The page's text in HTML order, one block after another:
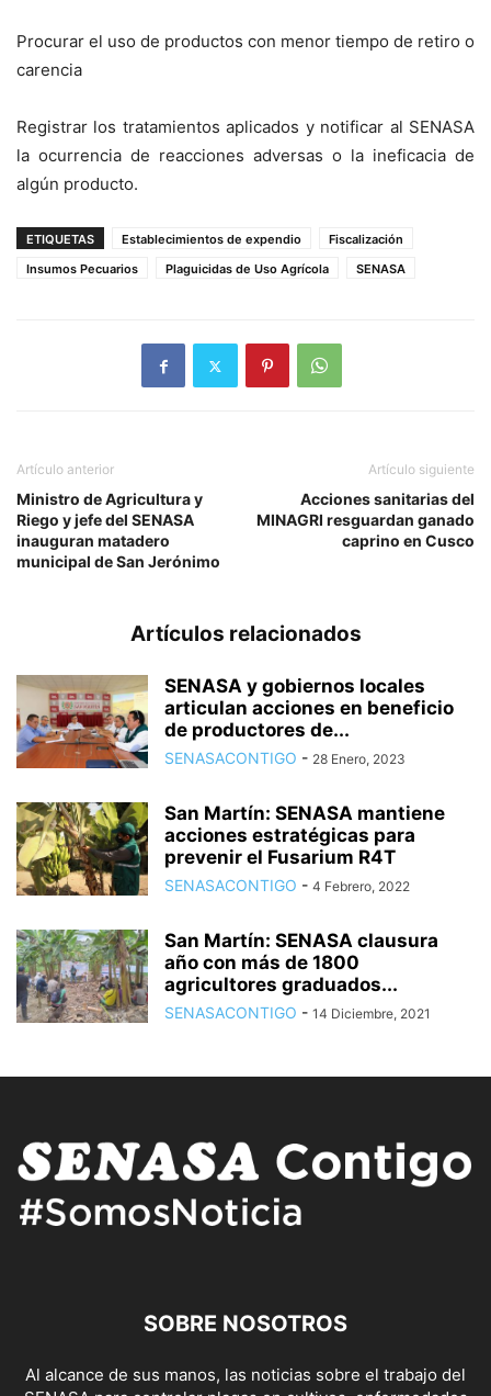
Procurar el uso de productos con menor tiempo de retiro o
carencia
Registrar los tratamientos aplicados y notificar al SENASA
la ocurrencia de reacciones adversas o la ineficacia de
algún producto.
ETIQUETAS Establecimientos de expendio
Fiscalización
Insumos Pecuarios
Plaguicidas de Uso Agrícola SENASA
Artículo anterior
Ministro de Agricultura y
Riego y jefe del SENASA
inauguran matadero
municipal de San Jerónimo
Artículo siguiente
Acciones sanitarias del
MINAGRI resguardan ganado
caprino en Cusco
Artículos relacionados
SENASA y gobiernos locales
articulan acciones en beneficio
de productores de...
SENASACONTIGO - 28 Enero, 2023
San Martín: SENASA mantiene
acciones estratégicas para
prevenir el Fusarium R4T
SENASACONTIGO - 4 Febrero, 2022
San Martín: SENASA clausura
año con más de 1800
agricultores graduados...
SENASACONTIGO - 14 Diciembre, 2021
SOBRE NOSOTROS
Al alcance de sus manos, las noticias sobre el trabajo del